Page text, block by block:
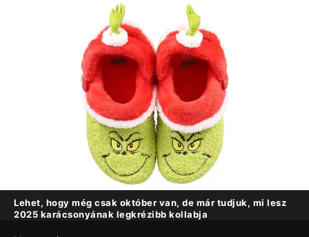
Lehet, hogy még csak október van, de már tudjuk, mi lesz
2025 karácsonyának legkrézibb kollabja